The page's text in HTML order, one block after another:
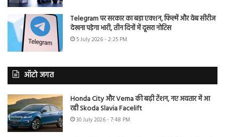
Telegram पर सरकार का बड़ा एक्शन, फिल्में और वेब सीरीज
देखना पड़ेगा भारी, तीन दिनों में दूसरा नोटिस
5 July 2026 - 2:25 PM
ऑटो जगत
Honda City और Verna की बढ़ी टेंशन, नए अवतार में आ
रही Skoda Slavia Facelift
30 July 2026 - 7:48 PM